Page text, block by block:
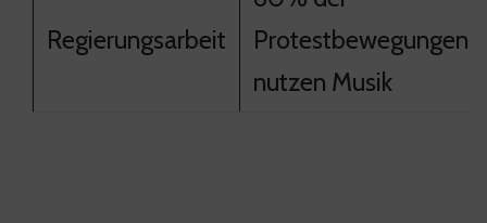
Regierungsarbeit
Protestbewegungen
nutzen Musik